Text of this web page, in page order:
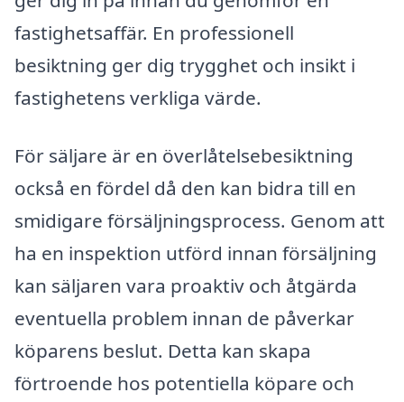
fastighetsaffär. En professionell
besiktning ger dig trygghet och insikt i
fastighetens verkliga värde.
För säljare är en överlåtelsebesiktning
också en fördel då den kan bidra till en
smidigare försäljningsprocess. Genom att
ha en inspektion utförd innan försäljning
kan säljaren vara proaktiv och åtgärda
eventuella problem innan de påverkar
köparens beslut. Detta kan skapa
förtroende hos potentiella köpare och